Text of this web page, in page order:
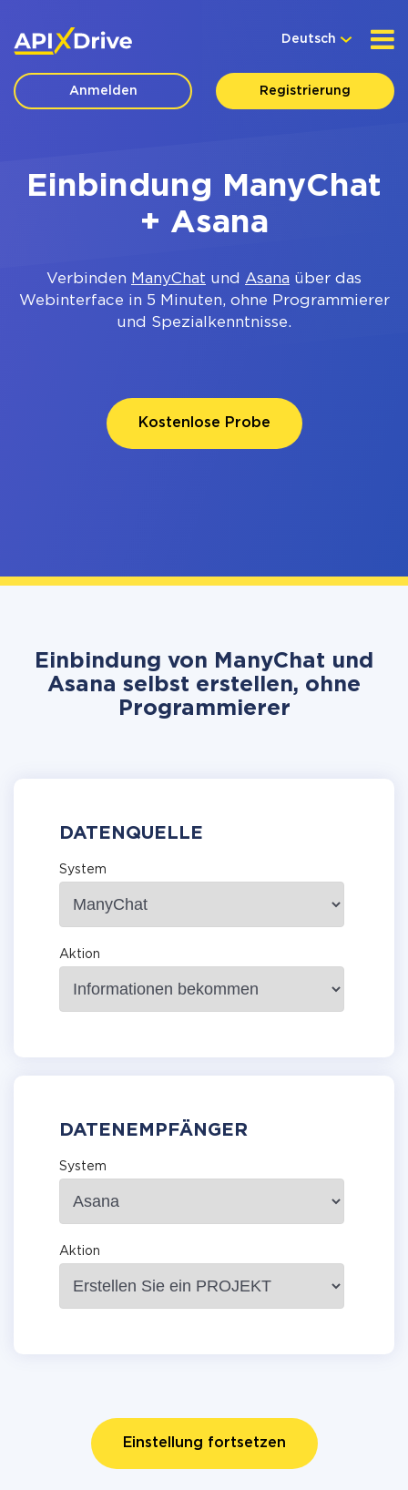
Deutsch
Anmelden Registrierung
Einbindung ManyChat
+ Asana
Verbinden ManyChat und Asana über das
Webinterface in 5 Minuten, ohne Programmierer
und Spezialkenntnisse.
Kostenlose Probe
Einbindung von ManyChat und
Asana selbst erstellen, ohne
Programmierer
DATENQUELLE
System
Aktion
DATENEMPFÄNGER
System
Aktion
Einstellung fortsetzen